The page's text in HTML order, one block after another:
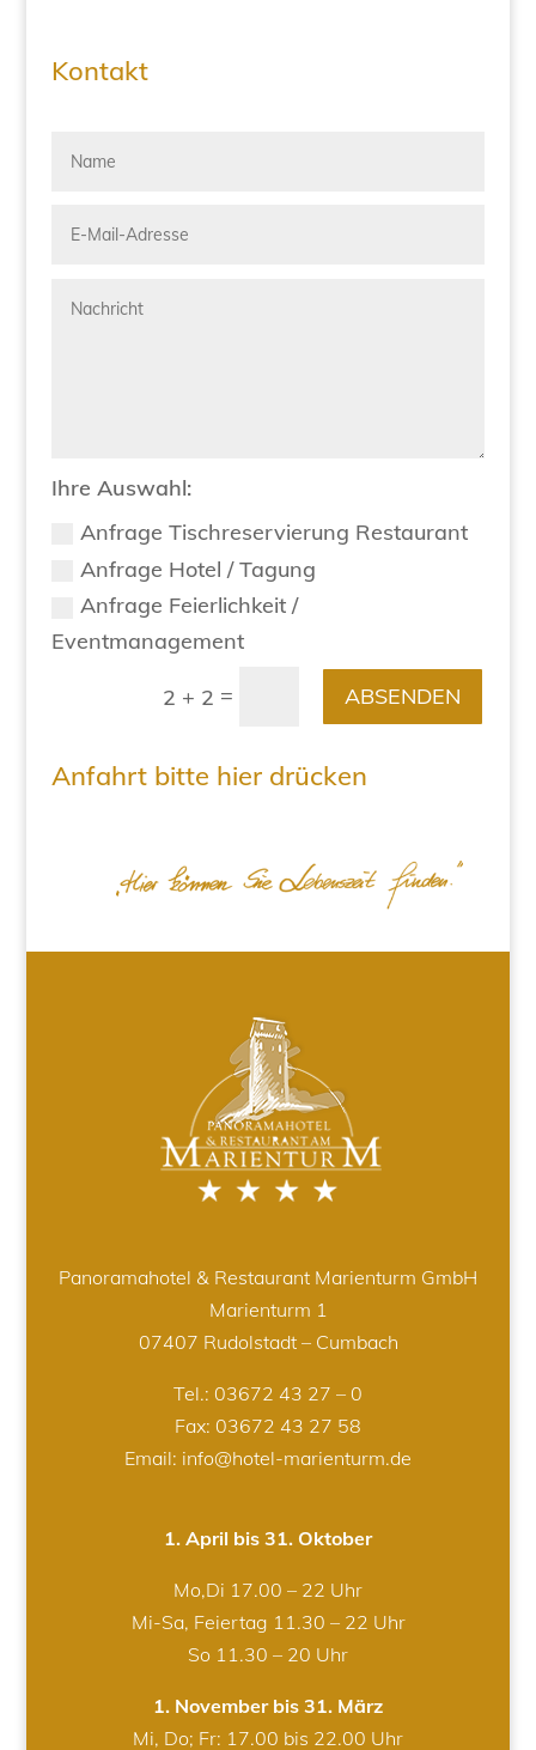
Kontakt
Ihre Auswahl:
Anfrage Tischreservierung Restaurant
Anfrage Hotel / Tagung
Anfrage Feierlichkeit /
Eventmanagement
2 + 2 = ABSENDEN
Anfahrt bitte hier drücken
Panoramahotel & Restaurant Marienturm GmbH
Marienturm 1
07407 Rudolstadt – Cumbach
Tel.: 03672 43 27 – 0
Fax: 03672 43 27 58
Email: info@hotel-marienturm.de
1. April bis 31. Oktober
Mo,Di 17.00 – 22 Uhr
Mi-Sa, Feiertag 11.30 – 22 Uhr
So 11.30 – 20 Uhr
1. November bis 31. März
Mi, Do; Fr: 17.00 bis 22.00 Uhr